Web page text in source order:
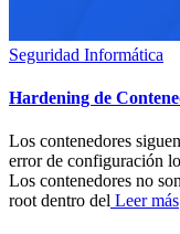
Seguridad Informática
Hardening de
Los contenedores
error de configuración
Los contenedores no
root dentro del Leer más